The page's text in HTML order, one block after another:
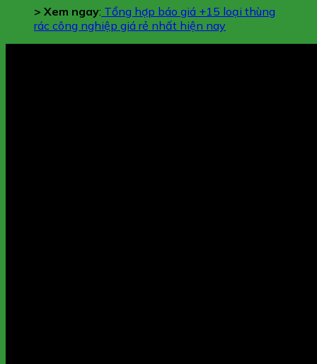
> Xem ngay: Tổng hợp báo giá +15 loại thùng
rác công nghiệp giá rẻ nhất hiện nay